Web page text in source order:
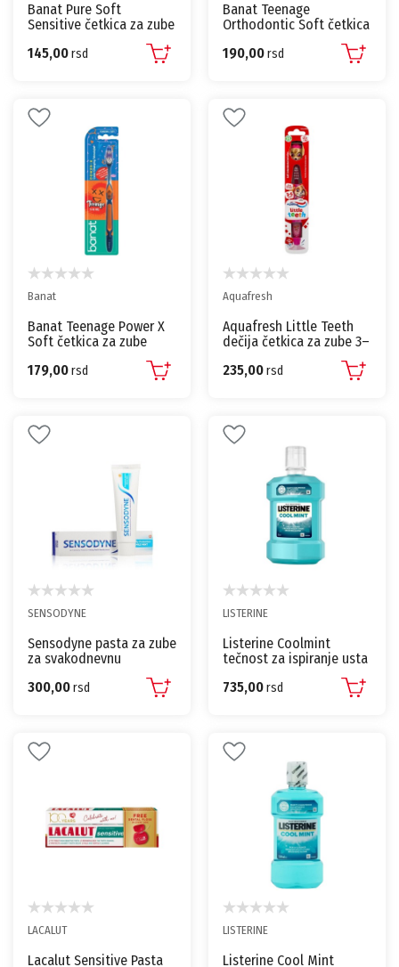
Banat Pure Soft
Sensitive četkica za zube
145,00rsd
Banat Teenage
Orthodontic Soft četkica
190,00rsd
Banat
Banat Teenage Power X
Soft četkica za zube
179,00rsd
Aquafresh
Aquafresh Little Teeth
dečija četkica za zube 3–
235,00rsd
SENSODYNE
Sensodyne pasta za zube
za svakodnevnu
upotrebu Soft Mint 65 ml
300,00rsd
LISTERINE
Listerine Coolmint
tečnost za ispiranje usta
735,00rsd
LACALUT
Lacalut Sensitive Pasta
LISTERINE
Listerine Cool Mint